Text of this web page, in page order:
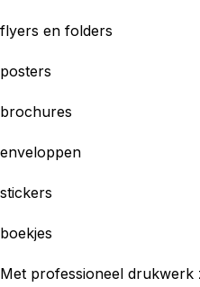
flyers en folders
posters
brochures
enveloppen
stickers
boekjes
Met professioneel drukwerk